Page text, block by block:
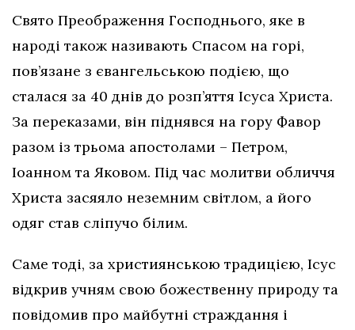
Свято Преображення Господнього, яке в
народі також називають Спасом на горі,
пов’язане з євангельською подією, що
сталася за 40 днів до розп’яття Ісуса Христа.
За переказами, він піднявся на гору Фавор
разом із трьома апостолами – Петром,
Іоанном та Яковом. Під час молитви обличчя
Христа засяяло неземним світлом, а його
одяг став сліпучо білим.
Саме тоді, за християнською традицією, Ісус
відкрив учням свою божественну природу та
повідомив про майбутні страждання і